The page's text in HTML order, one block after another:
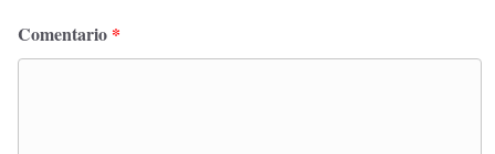
Comentario *